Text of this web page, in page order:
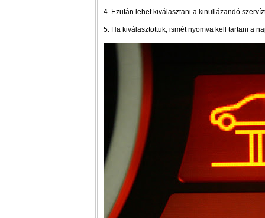
4. Ezután lehet kiválasztani a kinullázandó
5. Ha kiválasztottuk, ismét nyomva kell tartani a